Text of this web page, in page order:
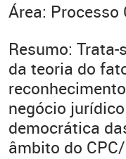
Área:
Resumo:
da teoria do
negócio
democrática
âmbito do